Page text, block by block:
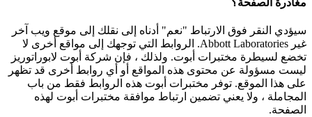
سيؤدي النقر فوق الارتباط "نعم" أدناه إلى نقلك إلى موقع ويب آخر
غير Abbott Laboratories. الروابط التي توجهك إلى مواقع أخرى لا
تخضع لسيطرة مختبرات أبوت. ولذلك ، فإن شركة أبوت لابوراتوريز
ليست مسؤولة عن محتوى هذه المواقع أو أي روابط أخرى قد تظهر
على هذا الموقع. توفر مختبرات أبوت هذه الروابط فقط من باب
المجاملة ، ولا يعني تضمين ارتباط موافقة مختبرات أبوت لهذه
الصفحة.